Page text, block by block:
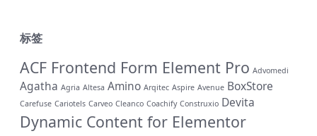
标签
ACF Frontend Form Element Pro Advomedi
Agatha Agria Altesa Amino Arqitec Aspire Avenue BoxStore
Carefuse Cariotels Carveo Cleanco Coachify Construxio Devita
Dynamic Content for Elementor